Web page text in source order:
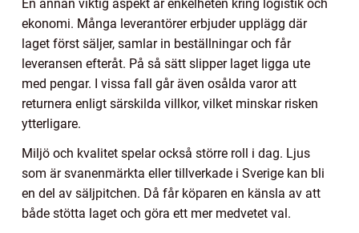
En annan viktig aspekt är enkelheten kring logistik och
ekonomi. Många leverantörer erbjuder upplägg där
laget först säljer, samlar in beställningar och får
leveransen efteråt. På så sätt slipper laget ligga ute
med pengar. I vissa fall går även osålda varor att
returnera enligt särskilda villkor, vilket minskar risken
ytterligare.
Miljö och kvalitet spelar också större roll i dag. Ljus
som är svanenmärkta eller tillverkade i Sverige kan bli
en del av säljpitchen. Då får köparen en känsla av att
både stötta laget och göra ett mer medvetet val.